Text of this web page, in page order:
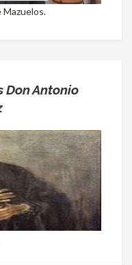
Don Antonio